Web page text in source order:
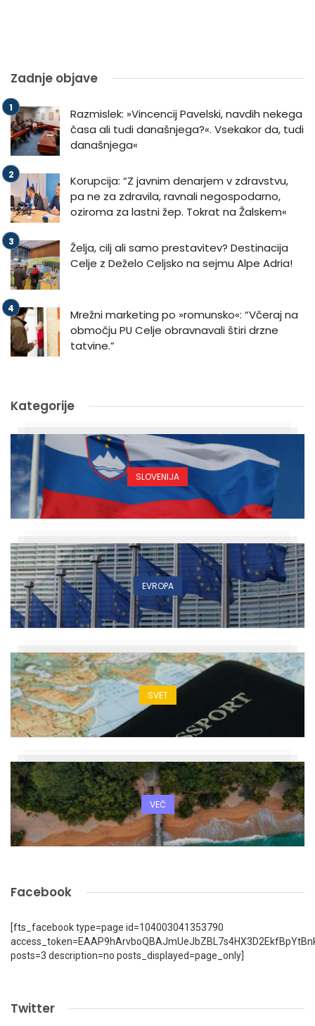
Zadnje objave
Razmislek: »Vincencij Pavelski, navdih nekega
časa ali tudi današnjega?«. Vsekakor da, tudi
današnjega«
Korupcija: “Z javnim denarjem v zdravstvu,
pa ne za zdravila, ravnali negospodarno,
oziroma za lastni žep. Tokrat na Žalskem«
Želja, cilj ali samo prestavitev? Destinacija
Celje z Deželo Celjsko na sejmu Alpe Adria!
Mrežni marketing po »romunsko«: “Včeraj na
območju PU Celje obravnavali štiri drzne
tatvine.”
Kategorije
SLOVENIJA
EVROPA
SVET
VEČ
Facebook
[fts_facebook type=page id=104003041353790
posts=3 description=no posts_displayed=page_only]
Twitter